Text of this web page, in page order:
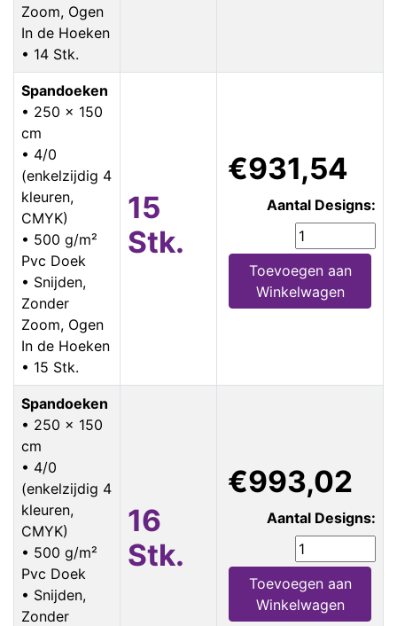
Zoom, Ogen
In de Hoeken
• 14 Stk.
Spandoeken
• 250 x 150
cm
• 4/0
(enkelzijdig 4
kleuren,
CMYK)
• 500 g/m²
Pvc Doek
• Snijden,
Zonder
Zoom, Ogen
In de Hoeken
• 15 Stk.
15
Stk.
€931,54
Aantal Designs:
Toevoegen aan
Winkelwagen
Spandoeken
• 250 x 150
cm
• 4/0
(enkelzijdig 4
kleuren,
CMYK)
• 500 g/m²
Pvc Doek
• Snijden,
Zonder
16
Stk.
€993,02
Aantal Designs:
Toevoegen aan
Winkelwagen